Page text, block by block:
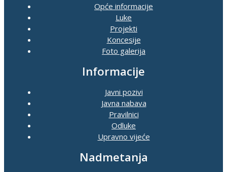
Opće informacije
Luke
Projekti
Koncesije
Foto galerija
Informacije
Javni pozivi
Javna nabava
Pravilnici
Odluke
Upravno vijeće
Nadmetanja